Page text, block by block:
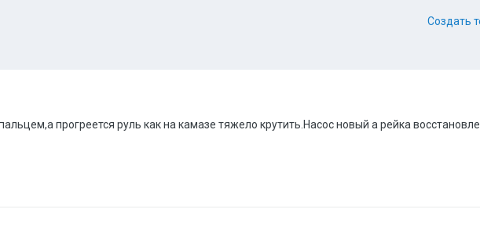
Создать
прогреется руль как на камазе тяжело крутить.Насос новый а рейка